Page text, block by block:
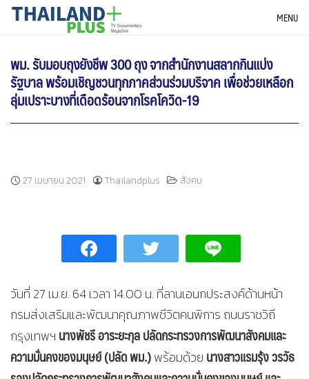
SkipTHAILANDPLUS NEWS MENU
พม. รับมอบถุงยังชีพ 300 ถุง จากสำนักงานสลากกินแบ่ง
รัฐบาล พร้อมเชิญชวนทุกภาคส่วนร่วมบริจาค เพื่อช่วยเหลือก
ลุ่มเปราะบางที่เดือดร้อนจากโรคโควิด-19
27 เมษายน 2021 Thailandplus สังคม
วันที่ 27 เม.ย. 64 เวลา 14.00 น. ที่ลานเอนกประสงค์ด้านหน้า
กรมส่งเสริมและพัฒนาคุณภาพชีวิตคนพิการ ถนนราชวิถี
กรุงเทพฯ นางพัชรี อาระยะกุล ปลัดกระทรวงการพัฒนาสังคมและ
ความมั่นคงของมนุษย์ (ปลัด พม.)พร้อมด้วย นางสาวแรมรุ้ง วรวัธ